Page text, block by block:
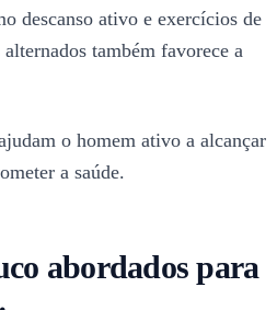
descanso ativo e exercícios de
também favorece a
o homem ativo a alcançar
a saúde.
abordados para